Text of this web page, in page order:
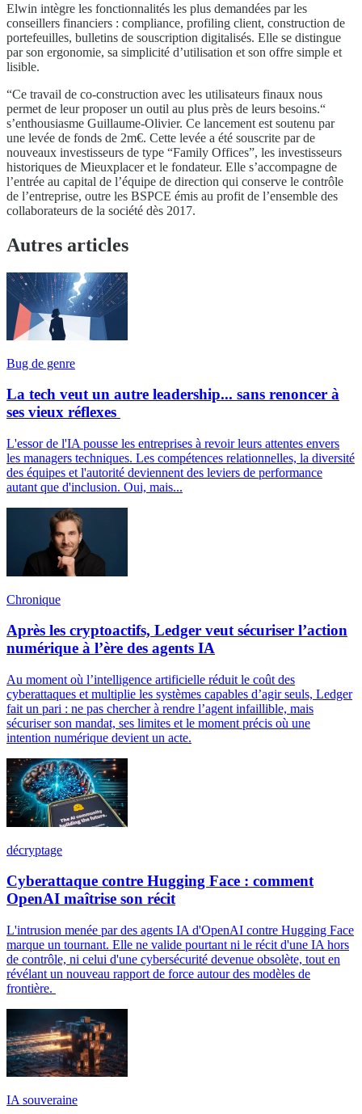
Elwin intègre les fonctionnalités les plus demandées par les
conseillers financiers : compliance, profiling client, construction de
portefeuilles, bulletins de souscription digitalisés. Elle se distingue
par son ergonomie, sa simplicité d’utilisation et son offre simple et
lisible.
“Ce travail de co-construction avec les utilisateurs finaux nous
permet de leur proposer un outil au plus près de leurs besoins.“
s’enthousiasme Guillaume-Olivier. Ce lancement est soutenu par
une levée de fonds de 2m€. Cette levée a été souscrite par de
nouveaux investisseurs de type “Family Offices”, les investisseurs
historiques de Mieuxplacer et le fondateur. Elle s’accompagne de
l’entrée au capital de l’équipe de direction qui conserve le contrôle
de l’entreprise, outre les BSPCE émis au profit de l’ensemble des
collaborateurs de la société dès 2017.
Autres articles
Bug de genre
La tech veut un autre leadership... sans renoncer à
ses vieux réflexes
L'essor de l'IA pousse les entreprises à revoir leurs attentes envers
les managers techniques. Les compétences relationnelles, la diversité
des équipes et l'autorité deviennent des leviers de performance
autant que d'inclusion. Oui, mais...
Chronique
Après les cryptoactifs, Ledger veut sécuriser l’action
numérique à l’ère des agents IA
Au moment où l’intelligence artificielle réduit le coût des
cyberattaques et multiplie les systèmes capables d’agir seuls, Ledger
fait un pari : ne pas chercher à rendre l’agent infaillible, mais
sécuriser son mandat, ses limites et le moment précis où une
intention numérique devient un acte.
décryptage
Cyberattaque contre Hugging Face : comment
OpenAI maîtrise son récit
L'intrusion menée par des agents IA d'OpenAI contre Hugging Face
marque un tournant. Elle ne valide pourtant ni le récit d'une IA hors
de contrôle, ni celui d'une cybersécurité devenue obsolète, tout en
révélant un nouveau rapport de force autour des modèles de
frontière.
IA souveraine